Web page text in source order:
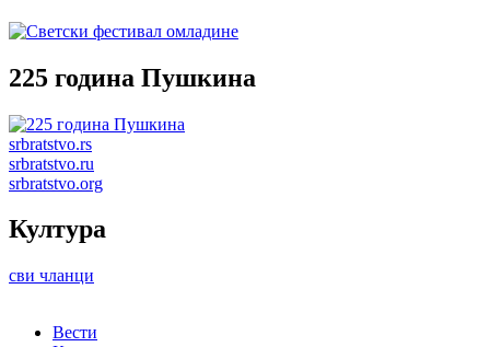
225 година Пушкина
srbratstvo.rs
srbratstvo.ru
srbratstvo.org
Култура
сви чланци
Вести